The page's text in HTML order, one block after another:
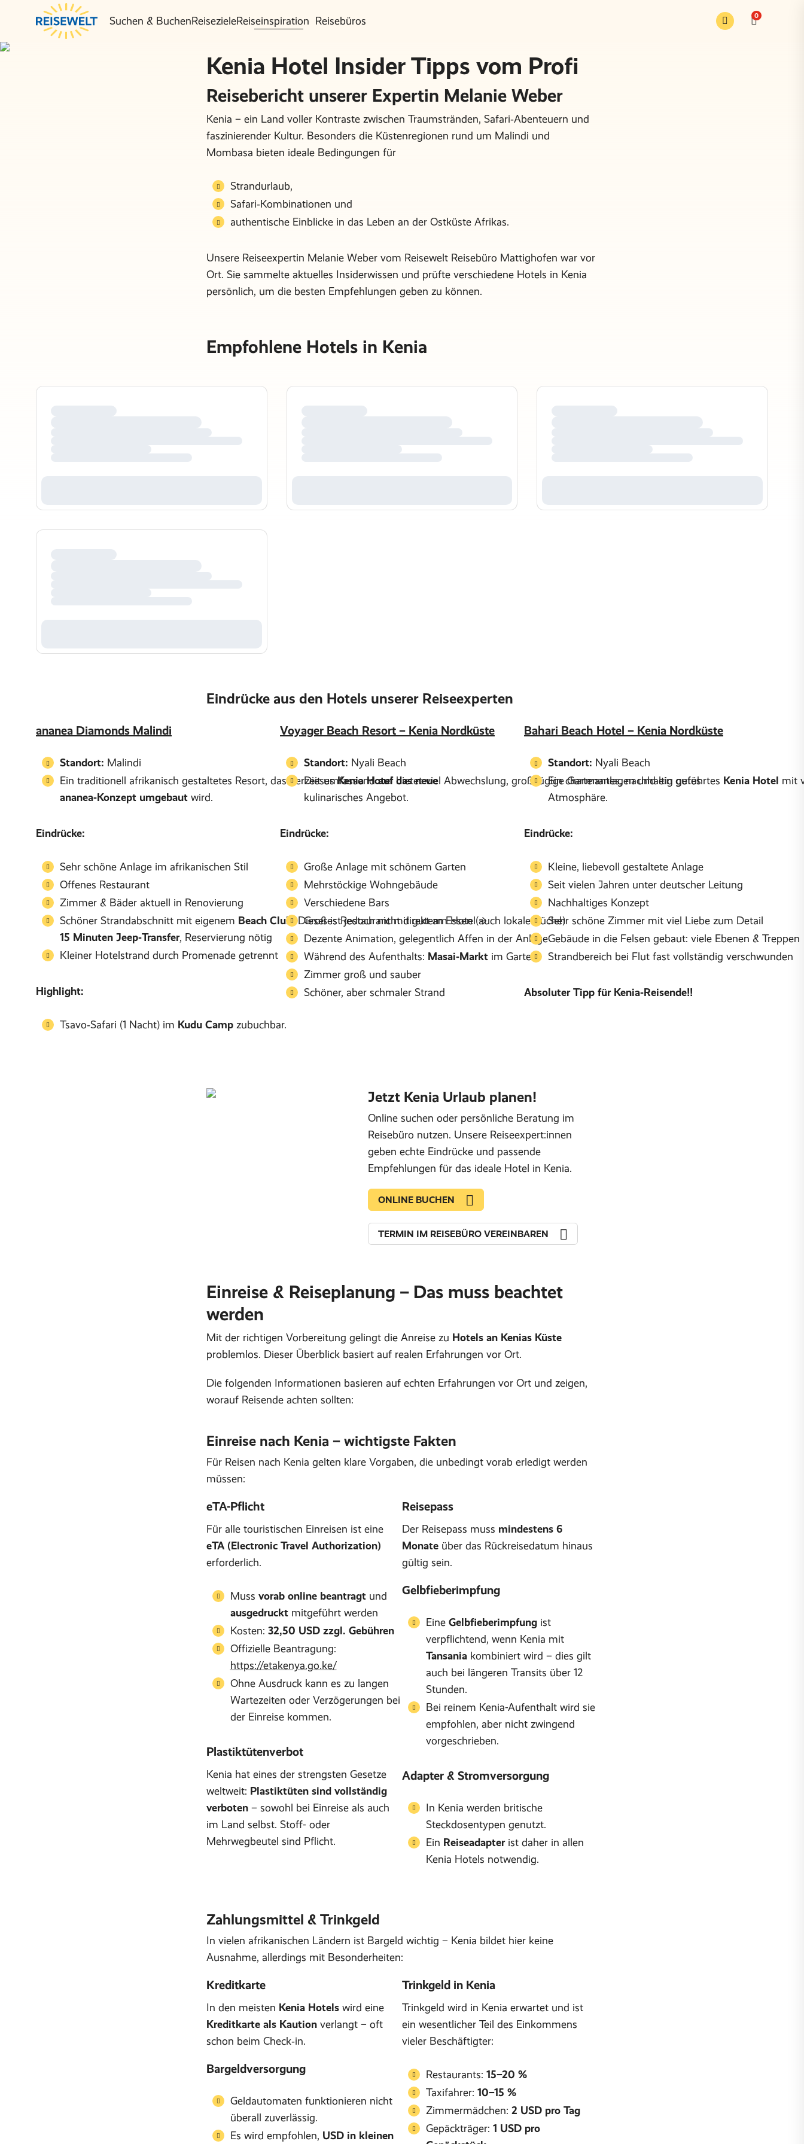
Suchen & BuchenReisezieleReiseinspiration Reisebüros 0
Kenia Hotel Insider Tipps vom Profi
Reisebericht unserer Expertin Melanie Weber
Kenia – ein Land voller Kontraste zwischen Traumstränden, Safari‑Abenteuern und
faszinierender Kultur. Besonders die Küstenregionen rund um Malindi und
Mombasa bieten ideale Bedingungen für
Strandurlaub,
Safari‑Kombinationen und
authentische Einblicke in das Leben an der Ostküste Afrikas.
Unsere Reiseexpertin Melanie Weber vom Reisewelt Reisebüro Mattighofen war vor
Ort. Sie sammelte aktuelles Insiderwissen und prüfte verschiedene Hotels in Kenia
persönlich, um die besten Empfehlungen geben zu können.
Empfohlene Hotels in Kenia
Eindrücke aus den Hotels unserer Reiseexperten
ananea Diamonds Malindi
Standort: Malindi
Ein traditionell afrikanisch gestaltetes Resort, das derzeit umfassendauf das neue
ananea‑Konzept umgebautwird.
Eindrücke:
Sehr schöne Anlage im afrikanischen Stil
Offenes Restaurant
Zimmer & Bäder aktuell in Renovierung
Schöner Strandabschnitt mit eigenem Beach Club.Dieser ist jedoch nicht direkt am Hotel →
15 Minuten Jeep‑Transfer, Reservierung nötig
Kleiner Hotelstrand durch Promenade getrennt
Highlight:
Tsavo‑Safari (1 Nacht) im Kudu Campzubuchbar.
Voyager Beach Resort – Kenia Nordküste
Standort: Nyali Beach
DiesesKenia Hotelbietet viel Abwechslung, großzügige Gartenanlagen und ein gutes
kulinarisches Angebot.
Eindrücke:
Große Anlage mit schönem Garten
Mehrstöckige Wohngebäude
Verschiedene Bars
Großes Restaurant mit gutem Essen (auch lokale Küche)
Dezente Animation, gelegentlich Affen in der Anlage
Während des Aufenthalts: Masai‑Marktim Garten
Zimmer groß und sauber
Schöner, aber schmaler Strand
Bahari Beach Hotel – Kenia Nordküste
Standort: Nyali Beach
Ein charmantes, nachhaltig geführtes Kenia Hotel mit
Atmosphäre.
Eindrücke:
Kleine, liebevoll gestaltete Anlage
Seit vielen Jahren unter deutscher Leitung
Nachhaltiges Konzept
Sehr schöne Zimmer mit viel Liebe zum Detail
Gebäude in die Felsen gebaut: viele Ebenen & Treppen
Strandbereich bei Flut fast vollständig verschwunden
Absoluter Tipp für Kenia‑Reisende!!
Jetzt Kenia Urlaub planen!
Online suchen oder persönliche Beratung im
Reisebüro nutzen. Unsere Reiseexpert:innen
geben echte Eindrücke und passende
Empfehlungen für das ideale Hotel in Kenia.
ONLINE BUCHEN
TERMIN IM REISEBÜRO VEREINBAREN
Einreise & Reiseplanung – Das muss beachtet
werden
Mit der richtigen Vorbereitung gelingt die Anreise zu Hotels an Kenias Küste
problemlos. Dieser Überblick basiert auf realen Erfahrungen vor Ort.
Die folgenden Informationen basieren auf echten Erfahrungen vor Ort und zeigen,
worauf Reisende achten sollten:
Einreise nach Kenia – wichtigste Fakten
Für Reisen nach Kenia gelten klare Vorgaben, die unbedingt vorab erledigt werden
müssen:
eTA-Pflicht
Für alle touristischen Einreisen ist eine
eTA (Electronic Travel Authorization)
erforderlich.
Muss vorab online beantragtund
ausgedrucktmitgeführt werden
Kosten: 32,50 USD zzgl. Gebühren
Offizielle Beantragung:
https://etakenya.go.ke/
Ohne Ausdruck kann es zu langen
Wartezeiten oder Verzögerungen bei
der Einreise kommen.
Plastiktütenverbot
Kenia hat eines der strengsten Gesetze
weltweit: Plastiktüten sind vollständig
verboten– sowohl bei Einreise als auch
im Land selbst. Stoff- oder
Mehrwegbeutel sind Pflicht.
Reisepass
Der Reisepass muss mindestens 6
Monate über das Rückreisedatum hinaus
gültig sein.
Gelbfieberimpfung
Eine Gelbfieberimpfung ist
verpflichtend, wenn Kenia mit
Tansania kombiniert wird – dies gilt
auch bei längeren Transits über 12
Stunden.
Bei reinem Kenia-Aufenthalt wird sie
empfohlen, aber nicht zwingend
vorgeschrieben.
Adapter & Stromversorgung
In Kenia werden britische
Steckdosentypen genutzt.
Ein Reiseadapterist daher in allen
Kenia Hotels notwendig.
Zahlungsmittel & Trinkgeld
In vielen afrikanischen Ländern ist Bargeld wichtig – Kenia bildet hier keine
Ausnahme, allerdings mit Besonderheiten:
Kreditkarte
In den meisten Kenia Hotelswird eine
Kreditkarte als Kautionverlangt – oft
schon beim Check‑in.
Bargeldversorgung
Geldautomaten funktionieren nicht
überall zuverlässig.
Es wird empfohlen, USD in kleinen
Trinkgeld in Kenia
Trinkgeld wird in Kenia erwartet und ist
ein wesentlicher Teil des Einkommens
vieler Beschäftigter:
Restaurants: 15–20 %
Taxifahrer: 10–15 %
Zimmermädchen: 2 USD pro Tag
Gepäckträger: 1 USD pro